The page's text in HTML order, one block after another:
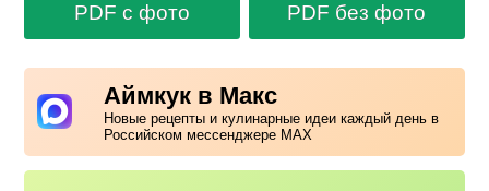
PDF с фото PDF без фото
Аймкук в Макс
Новые рецепты и кулинарные идеи каждый день в
Российском мессенджере MAX